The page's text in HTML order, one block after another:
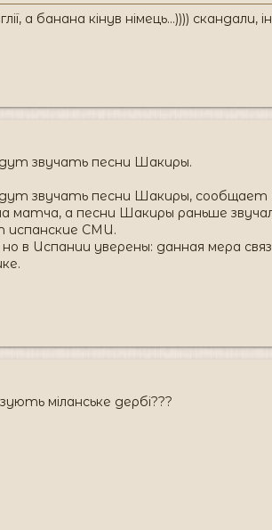
а банана кінув німець...))))
звучать песни Шакиры.
звучать песни Шакиры, сообщает
матча, а песни Шакиры раньше
СМИ.
в Испании уверены: данная мера
міланське дербі???